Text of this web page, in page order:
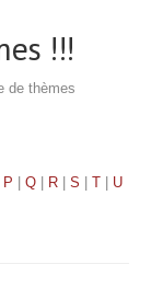
!!!
de thèmes
P Q R S T
U